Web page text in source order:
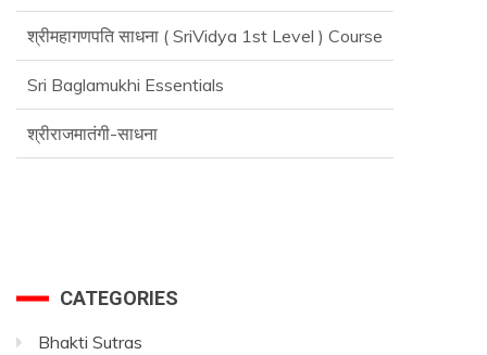
श्रीमहागणपति साधना ( SriVidya 1st Level ) Course
Sri Baglamukhi Essentials
श्रीराजमातंगी-साधना
CATEGORIES
Bhakti Sutras